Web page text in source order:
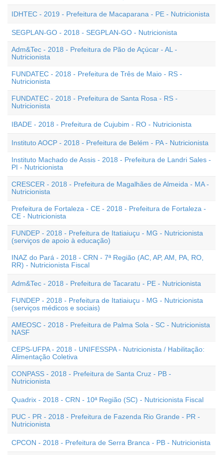
IDHTEC - 2019 - Prefeitura de Macaparana - PE - Nutricionista
SEGPLAN-GO - 2018 - SEGPLAN-GO - Nutricionista
Adm&Tec - 2018 - Prefeitura de Pão de Açúcar - AL -
Nutricionista
FUNDATEC - 2018 - Prefeitura de Três de Maio - RS -
Nutricionista
FUNDATEC - 2018 - Prefeitura de Santa Rosa - RS -
Nutricionista
IBADE - 2018 - Prefeitura de Cujubim - RO - Nutricionista
Instituto AOCP - 2018 - Prefeitura de Belém - PA - Nutricionista
Instituto Machado de Assis - 2018 - Prefeitura de Landri Sales -
PI - Nutricionista
CRESCER - 2018 - Prefeitura de Magalhães de Almeida - MA -
Nutricionista
Prefeitura de Fortaleza - CE - 2018 - Prefeitura de Fortaleza -
CE - Nutricionista
FUNDEP - 2018 - Prefeitura de Itatiaiuçu - MG - Nutricionista
(serviços de apoio à educação)
INAZ do Pará - 2018 - CRN - 7ª Região (AC, AP, AM, PA, RO,
RR) - Nutricionista Fiscal
Adm&Tec - 2018 - Prefeitura de Tacaratu - PE - Nutricionista
FUNDEP - 2018 - Prefeitura de Itatiaiuçu - MG - Nutricionista
(serviços médicos e sociais)
AMEOSC - 2018 - Prefeitura de Palma Sola - SC - Nutricionista
NASF
CEPS-UFPA - 2018 - UNIFESSPA - Nutricionista / Habilitação:
Alimentação Coletiva
CONPASS - 2018 - Prefeitura de Santa Cruz - PB -
Nutricionista
Quadrix - 2018 - CRN - 10ª Região (SC) - Nutricionista Fiscal
PUC - PR - 2018 - Prefeitura de Fazenda Rio Grande - PR -
Nutricionista
CPCON - 2018 - Prefeitura de Serra Branca - PB - Nutricionista